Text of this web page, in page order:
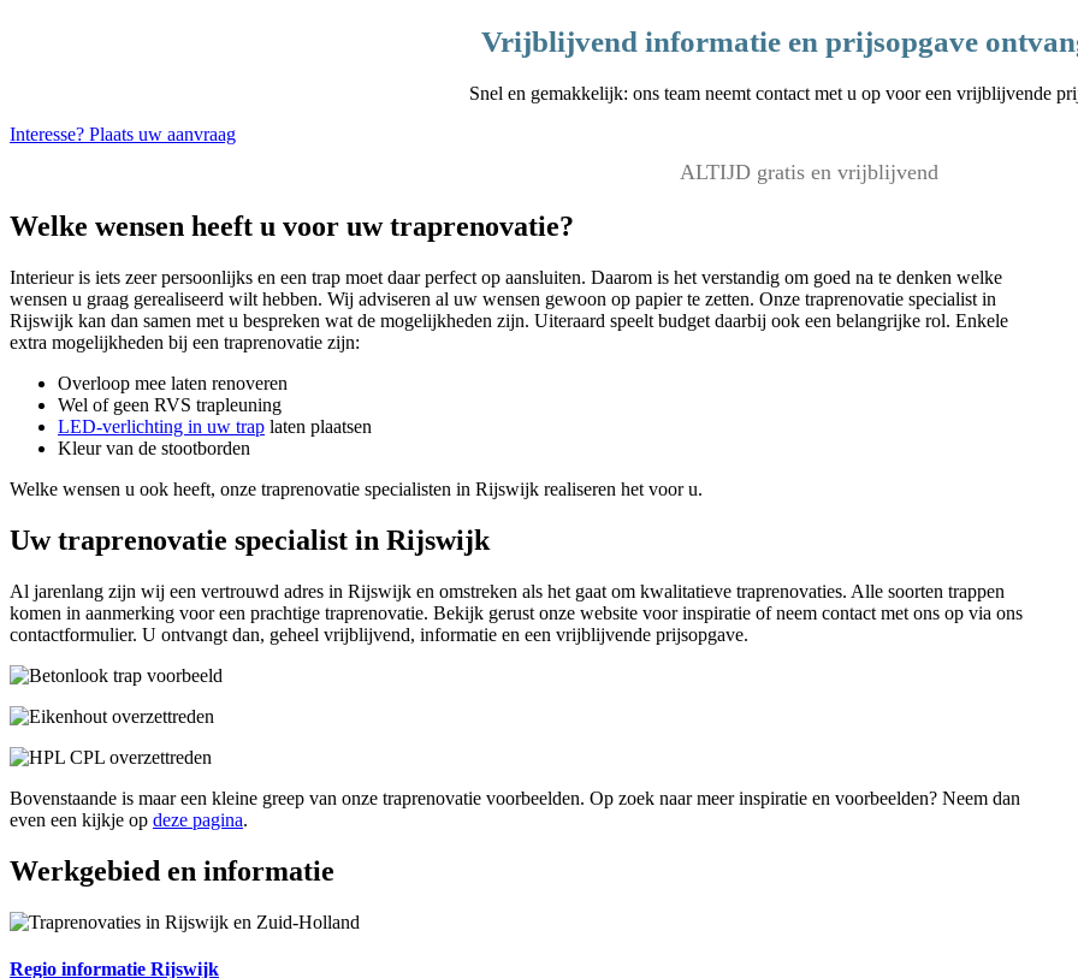
Vrijblijvend informatie en prijsopgave
Snel en gemakkelijk: ons team neemt contact met u op voor een vrijblijvende
Interesse? Plaats uw aanvraag
ALTIJD gratis en vrijblijvend
Welke wensen heeft u voor uw traprenovatie?
Interieur is iets zeer persoonlijks en een trap moet daar perfect op aansluiten. Daarom is het verstandig om goed na te denken welke
wensen u graag gerealiseerd wilt hebben. Wij adviseren al uw wensen gewoon op papier te zetten. Onze traprenovatie specialist in
Rijswijk kan dan samen met u bespreken wat de mogelijkheden zijn. Uiteraard speelt budget daarbij ook een belangrijke rol. Enkele
extra mogelijkheden bij een traprenovatie zijn:
Overloop mee laten renoveren
Wel of geen RVS trapleuning
LED-verlichting in uw trap laten plaatsen
Kleur van de stootborden
Welke wensen u ook heeft, onze traprenovatie specialisten in Rijswijk realiseren het voor u.
Uw traprenovatie specialist in Rijswijk
Al jarenlang zijn wij een vertrouwd adres in Rijswijk en omstreken als het gaat om kwalitatieve traprenovaties. Alle soorten trappen
komen in aanmerking voor een prachtige traprenovatie. Bekijk gerust onze website voor inspiratie of neem contact met ons op via ons
contactformulier. U ontvangt dan, geheel vrijblijvend, informatie en een vrijblijvende prijsopgave.
Bovenstaande is maar een kleine greep van onze traprenovatie voorbeelden. Op zoek naar meer inspiratie en voorbeelden? Neem dan
even een kijkje op deze pagina.
Werkgebied en informatie
Regio informatie Rijswijk